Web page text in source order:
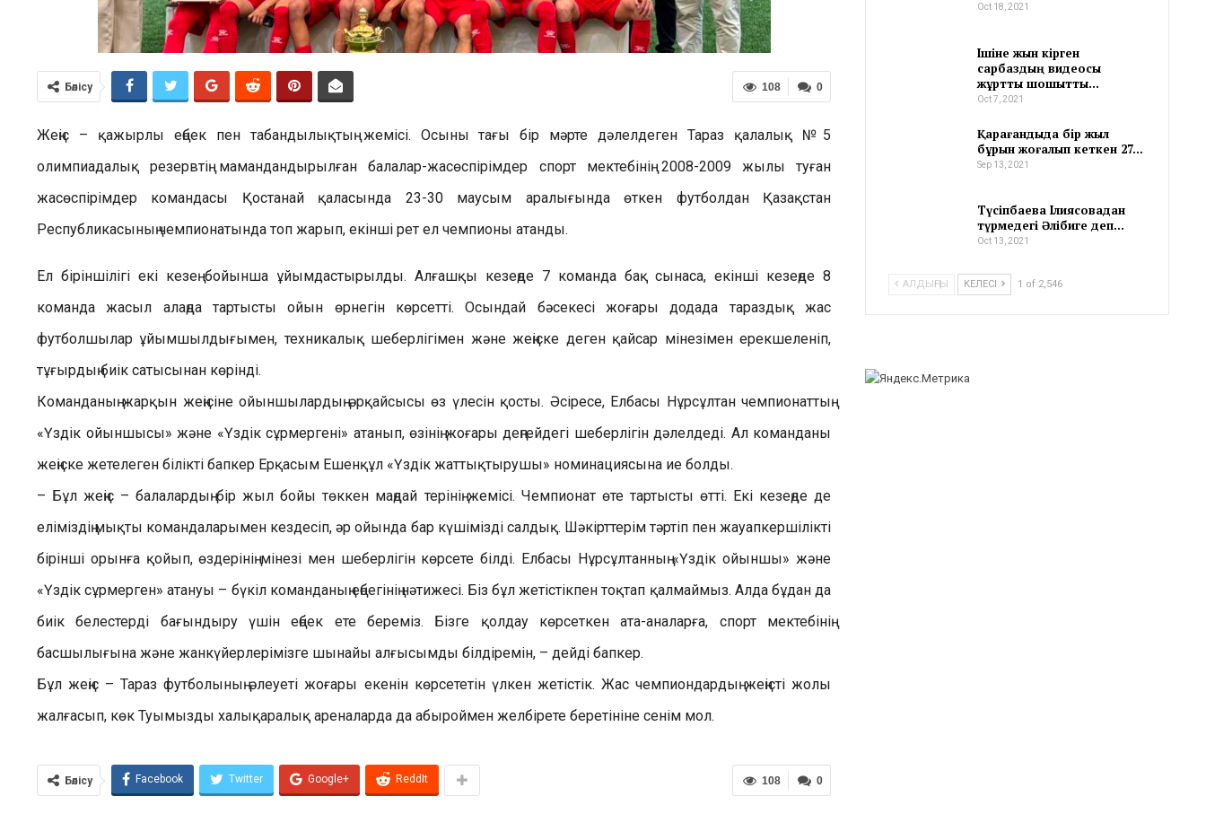
0
108
Бөлісу
Жеңіс – қажырлы еңбек пен табандылықтың жемісі. Осыны тағы бір мәрте дәлелдеген Тараз қалалық №5
олимпиадалық резервтің мамандандырылған балалар-жасөспірімдер спорт мектебінің 2008-2009 жылы туған
жасөспірімдер командасы Қостанай қаласында 23-30 маусым аралығында өткен футболдан Қазақстан
Республикасының чемпионатында топ жарып, екінші рет ел чемпионы атанды.
Ел біріншілігі екі кезең бойынша ұйымдастырылды. Алғашқы кезеңде 7 команда бақ сынаса, екінші кезеңде 8
команда жасыл алаңда тартысты ойын өрнегін көрсетті. Осындай бәсекесі жоғары додада тараздық жас
футболшылар ұйымшылдығымен, техникалық шеберлігімен және жеңіске деген қайсар мінезімен ерекшеленіп,
тұғырдың биік сатысынан көрінді.
Команданың жарқын жеңісіне ойыншылардың әрқайсысы өз үлесін қосты. Әсіресе, Елбасы Нұрсұлтан чемпионаттың
«Үздік ойыншысы» және «Үздік сұрмергені» атанып, өзінің жоғары деңгейдегі шеберлігін дәлелдеді. Ал команданы
жеңіске жетелеген білікті бапкер Ерқасым Ешенқұл «Үздік жаттықтырушы» номинациясына ие болды.
– Бұл жеңіс – балалардың бір жыл бойы төккен маңдай терінің жемісі. Чемпионат өте тартысты өтті. Екі кезеңде де
еліміздің мықты командаларымен кездесіп, әр ойында бар күшімізді салдық. Шәкірттерім тәртіп пен жауапкершілікті
бірінші орынға қойып, өздерінің мінезі мен шеберлігін көрсете білді. Елбасы Нұрсұлтанның «Үздік ойыншы» және
«Үздік сұрмерген» атануы – бүкіл команданың еңбегінің нәтижесі. Біз бұл жетістікпен тоқтап қалмаймыз. Алда бұдан да
биік белестерді бағындыру үшін еңбек ете береміз. Бізге қолдау көрсеткен ата-аналарға, спорт мектебінің
басшылығына және жанкүйерлерімізге шынайы алғысымды білдіремін, – дейді бапкер.
Бұл жеңіс – Тараз футболының әлеуеті жоғары екенін көрсететін үлкен жетістік. Жас чемпиондардың жеңісті жолы
жалғасып, көк Туымызды халықаралық ареналарда да абыроймен желбірете беретініне сенім мол.
0
108
Бөлісу Facebook Twitter Google+ ReddIt
Oct 18, 2021
Ішіне жын кірген
сарбаздың видеосы
жұртты шошытты…
Oct 7, 2021
Қарағандыда бір жыл
бұрын жоғалып кеткен 27…
Sep 13, 2021
Түсіпбаева Ілиясовадан
түрмедегі Әлібиге деп…
Oct 13, 2021
АЛДЫҢҒЫ КЕЛЕСІ 1 of 2,546